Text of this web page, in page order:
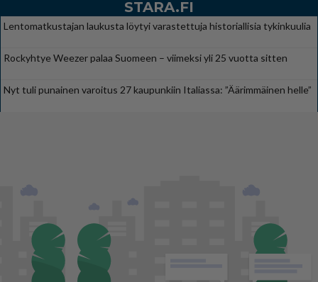
STARA.FI
Lentomatkustajan laukusta löytyi varastettuja historiallisia tykinkuulia
Rockyhtye Weezer palaa Suomeen – viimeksi yli 25 vuotta sitten
Nyt tuli punainen varoitus 27 kaupunkiin Italiassa: ”Äärimmäinen helle”